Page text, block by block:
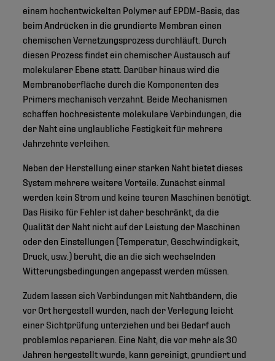
einem hochentwickelten Polymer auf EPDM-Basis, das
beim Andrücken in die grundierte Membran einen
chemischen Vernetzungsprozess durchläuft. Durch
diesen Prozess findet ein chemischer Austausch auf
molekularer Ebene statt. Darüber hinaus wird die
Membranoberfläche durch die Komponenten des
Primers mechanisch verzahnt. Beide Mechanismen
schaffen hochresistente molekulare Verbindungen, die
der Naht eine unglaubliche Festigkeit für mehrere
Jahrzehnte verleihen.
Neben der Herstellung einer starken Naht bietet dieses
System mehrere weitere Vorteile. Zunächst einmal
werden kein Strom und keine teuren Maschinen benötigt.
Das Risiko für Fehler ist daher beschränkt, da die
Qualität der Naht nicht auf der Leistung der Maschinen
oder den Einstellungen (Temperatur, Geschwindigkeit,
Druck, usw.) beruht, die an die sich wechselnden
Witterungsbedingungen angepasst werden müssen.
Zudem lassen sich Verbindungen mit Nahtbändern, die
vor Ort hergestell wurden, nach der Verlegung leicht
einer Sichtprüfung unterziehen und bei Bedarf auch
problemlos reparieren. Eine Naht, die vor mehr als 30
Jahren hergestellt wurde, kann gereinigt, grundiert und